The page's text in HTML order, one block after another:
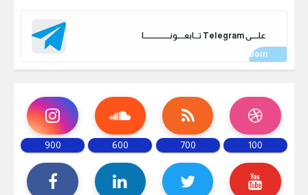
علـــــى Telegram تـــابعـــــونـــــــــــــــــــا
100
700
600
900